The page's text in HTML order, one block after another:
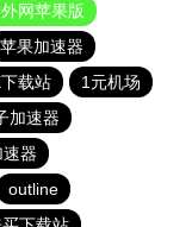
网苹果版
苹果加速器
载站
1元机场
加速器
器
outline